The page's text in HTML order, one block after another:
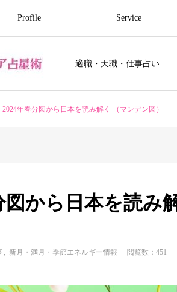
適職・天職・仕事占い
Profile Service
2024年春分図から日本を読み解く （マンデン図）
図から日本を読み
新月・満月・季節エネルギー情報 閲覧数：451